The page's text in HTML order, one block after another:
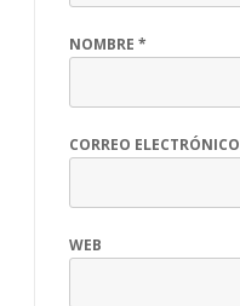
NOMBRE *
CORREO ELECTRÓNICO
WEB